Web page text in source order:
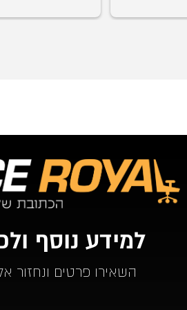
למידע נוסף
השאירו פרטים ונחזור